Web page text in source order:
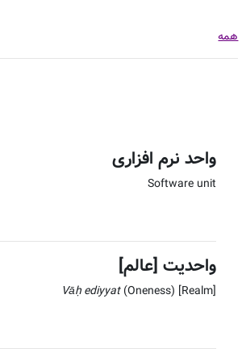
همه
واحد نرم افزاری
Software unit
واحدیت [عالم]
Vāḥediyyat(Oneness) [Realm]